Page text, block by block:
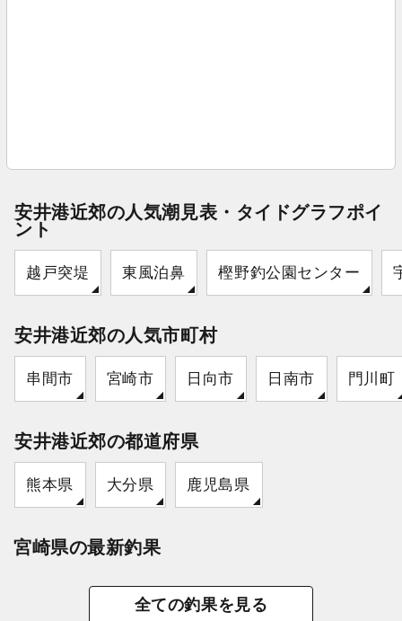
安井港近郊の人気潮見表・タイドグラフポイ
ント
越戸突堤 東風泊鼻 樫野釣公園センター
安井港近郊の人気市町村
串間市 宮崎市 日向市 日南市 門川町
安井港近郊の都道府県
熊本県 大分県 鹿児島県
宮崎県の最新釣果
全ての釣果を見る